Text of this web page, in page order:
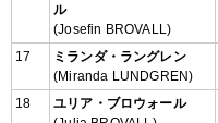
ル
(Josefin BROVALL)
17
ミランダ・ラングレン
(Miranda LUNDGREN)
18
ユリア・ブロウォール